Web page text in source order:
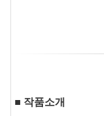
■ 작품소개